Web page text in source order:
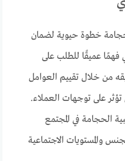
خطوة حيوية لضمان
فهمًا عميقًا للطلب على
من خلال تقييم العوامل
تؤثر على توجهات العملاء.
الحجامة في المجتمع
والمستويات الاجتماعية